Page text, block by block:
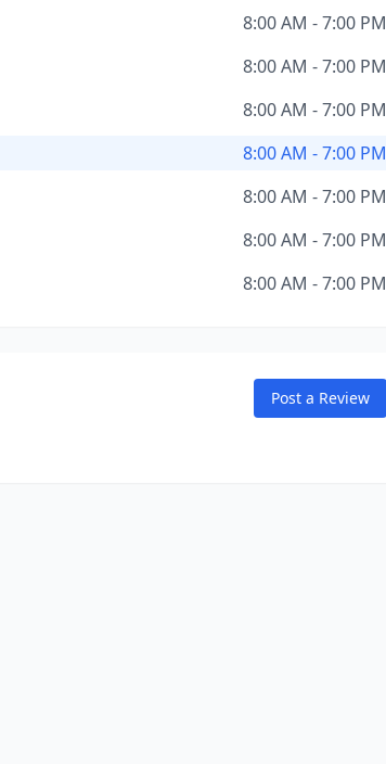
8:00 AM - 7:00 PM
8:00 AM - 7:00 PM
8:00 AM - 7:00 PM
8:00 AM - 7:00 PM
8:00 AM - 7:00 PM
8:00 AM - 7:00 PM
8:00 AM - 7:00 PM
Post a Review